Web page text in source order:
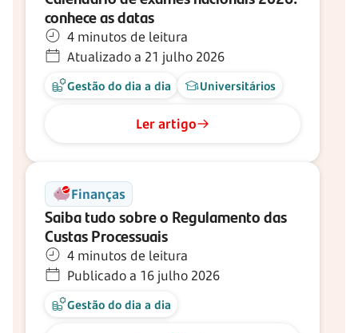
conhece as datas
4 minutos de leitura
Atualizado a 21 julho 2026
Gestão do dia a dia Universitários
Ler artigo
Finanças
Saiba tudo sobre o Regulamento das
Custas Processuais
4 minutos de leitura
Publicado a 16 julho 2026
Gestão do dia a dia